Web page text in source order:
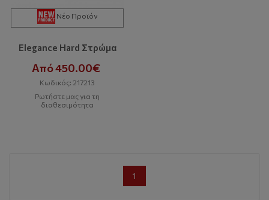
Νέο Προϊόν
Elegance Hard Στρώμα
Από 450.00€
Κωδικός: 217213
Ρωτήστε μας για τη
διαθεσιμότητα
1